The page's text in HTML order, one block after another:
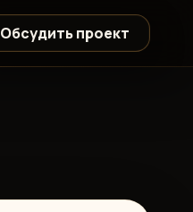
Обсудить проект